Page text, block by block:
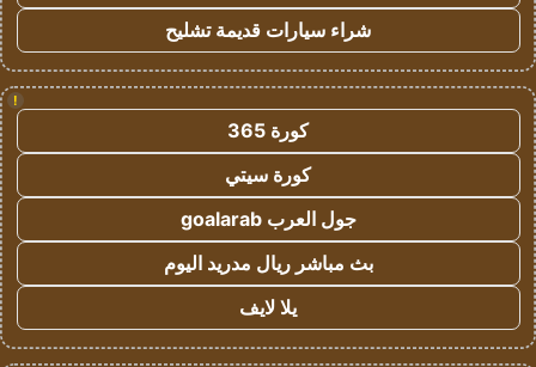
شراء سيارات قديمة تشليح
!
كورة 365
كورة سيتي
جول العرب goalarab
بث مباشر ريال مدريد اليوم
يلا لايف